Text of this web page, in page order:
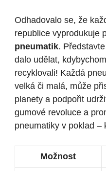
Odhadovalo se, že
republice vyprodukuje
pneumatik.
dalo udělat,
recyklovali! Každá
velká či malá, může
planety a podpořit
gumové revoluce a
pneumatiky v poklad –
Možnost